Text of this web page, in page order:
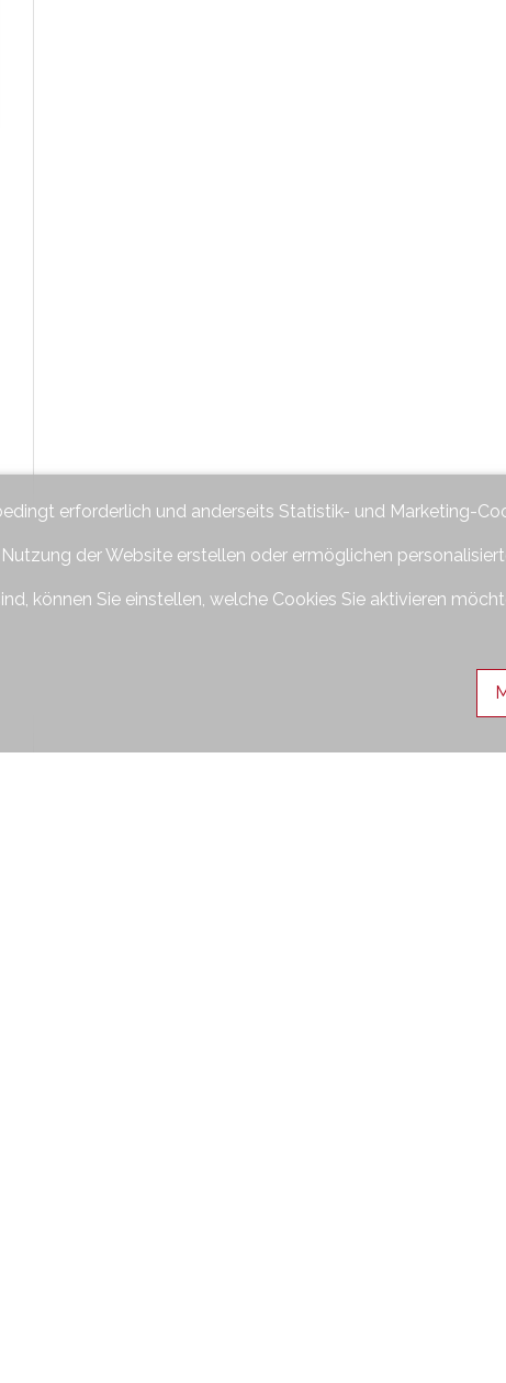
erforderlich und anderseits Statistik- und Marketing-
der Website erstellen oder ermöglichen
können Sie einstellen, welche Cookies Sie aktivieren